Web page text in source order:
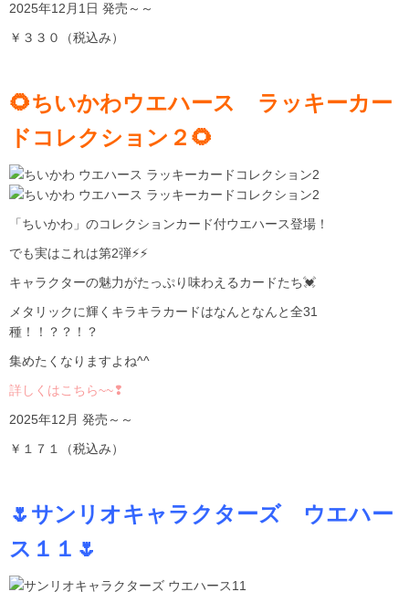
2025年12月1日 発売～～
￥３３０（税込み）
🌻ちいかわウエハース ラッキーカー
ドコレクション２🌻
「ちいかわ」のコレクションカード付ウエハース登場！
でも実はこれは第2弾⚡⚡
キャラクターの魅力がたっぷり味わえるカードたち💓
メタリックに輝くキラキラカードはなんとなんと全31
種！！？？！？
集めたくなりますよね^^
詳しくはこちら~~❢
2025年12月 発売～～
￥１７１（税込み）
🌷サンリオキャラクターズ ウエハー
ス１１🌷